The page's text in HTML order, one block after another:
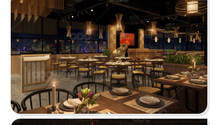
BẮC KIM THANG
Nhà hàng Bắc Kim Thang được thiết kế theo
phong cách Việt Nam dân gian đương đại...
Chi tiết